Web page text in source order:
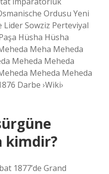
Ordusu Yeni
Sowziz Perteviyal
Hüsha Hüsha
Meha Meheda
Meheda Meheda
Meheda Meheda
Darbe ›Wiki›
kimdir?
1877’de Grand